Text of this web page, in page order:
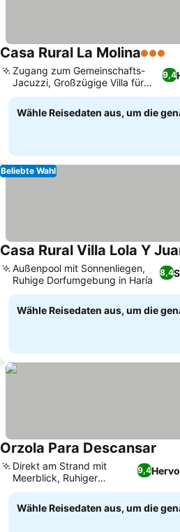
Casa Rural La Molina3 Sterne
9,4
Zugang zum Gemeinschafts-
Jacuzzi, Großzügige Villa für
Gruppen
Wähle Reisedaten aus, um die
Beliebte Wahl
Casa Rural Villa Lola Y
8,4
Außenpool mit Sonnenliegen,
Ruhige Dorfumgebung in Haría
Wähle Reisedaten aus, um die
Orzola Para Descansar
9,4
Direkt am Strand mit
Meerblick, Ruhiger
Dorfausflug
Wähle Reisedaten aus, um die